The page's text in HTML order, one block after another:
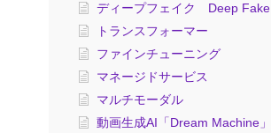
ディープフェイク Deep Fake
トランスフォーマー
ファインチューニング
マネージドサービス
マルチモーダル
動画生成AI「Dream Machine」